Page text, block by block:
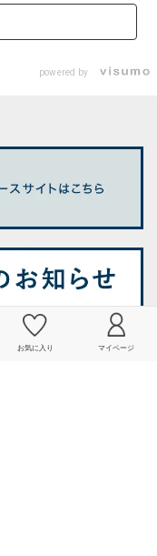
お気に入り マイページ
powered by